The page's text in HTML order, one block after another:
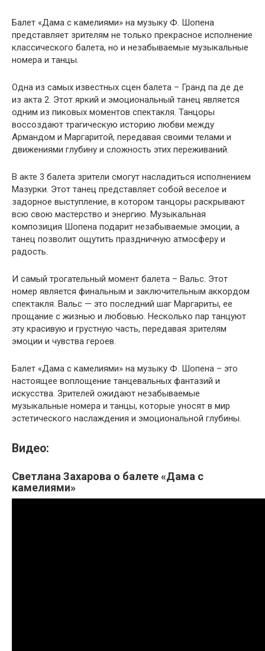
Балет «Дама с камелиями» на музыку Ф. Шопена
представляет зрителям не только прекрасное исполнение
классического балета, но и незабываемые музыкальные
номера и танцы.
Одна из самых известных сцен балета – Гранд па де де
из акта 2. Этот яркий и эмоциональный танец является
одним из пиковых моментов спектакля. Танцоры
воссоздают трагическую историю любви между
Армандом и Маргаритой, передавая своими телами и
движениями глубину и сложность этих переживаний.
В акте 3 балета зрители смогут насладиться исполнением
Мазурки. Этот танец представляет собой веселое и
задорное выступление, в котором танцоры раскрывают
всю свою мастерство и энергию. Музыкальная
композиция Шопена подарит незабываемые эмоции, а
танец позволит ощутить праздничную атмосферу и
радость.
И самый трогательный момент балета – Вальс. Этот
номер является финальным и заключительным аккордом
спектакля. Вальс — это последний шаг Маргариты, ее
прощание с жизнью и любовью. Несколько пар танцуют
эту красивую и грустную часть, передавая зрителям
эмоции и чувства героев.
Балет «Дама с камелиями» на музыку Ф. Шопена – это
настоящее воплощение танцевальных фантазий и
искусства. Зрителей ожидают незабываемые
музыкальные номера и танцы, которые уносят в мир
эстетического наслаждения и эмоциональной глубины.
Видео:
Светлана Захарова о балете «Дама с
камелиями»